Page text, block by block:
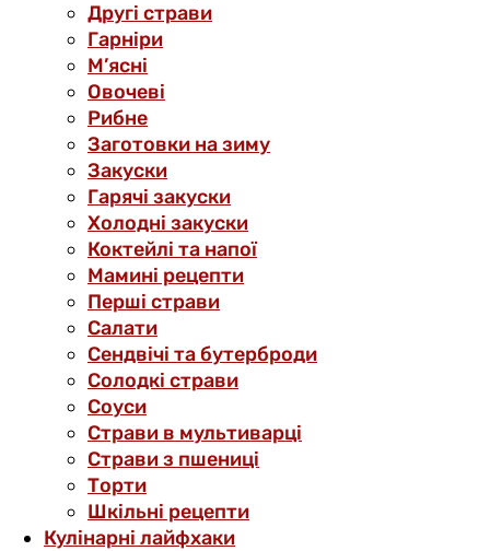
Другі страви
Гарніри
М’ясні
Овочеві
Рибне
Заготовки на зиму
Закуски
Гарячі закуски
Холодні закуски
Коктейлі та напої
Мамині рецепти
Перші страви
Салати
Сендвічі та бутерброди
Солодкі страви
Соуси
Страви в мультиварці
Страви з пшениці
Торти
Шкільні рецепти
Кулінарні лайфхаки